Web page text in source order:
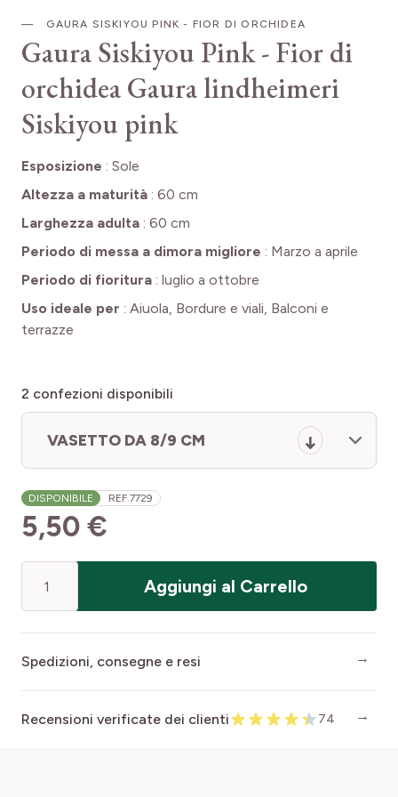
GAURA SISKIYOU PINK - FIOR DI ORCHIDEA
Gaura Siskiyou Pink - Fior di
orchideaGaura lindheimeri
Siskiyou pink
Esposizione : Sole
Altezza a maturità : 60 cm
Larghezza adulta : 60 cm
Periodo di messa a dimora migliore : Marzo a aprile
Periodo di fioritura : luglio a ottobre
Uso ideale per : Aiuola, Bordure e viali, Balconi e
terrazze
2 confezioni disponibili
VASETTO DA 8/9 CM
DISPONIBILE REF.7729
5,50 €
Aggiungi al Carrello
Spedizioni, consegne e resi
Recensioni verificate dei clienti 74